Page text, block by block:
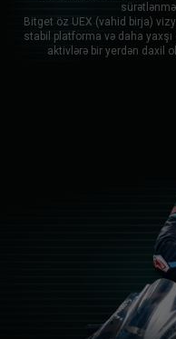
Bitget öz UEX (vahid birja)
stabil platforma və daha
aktivlərə bir yerdən daxil